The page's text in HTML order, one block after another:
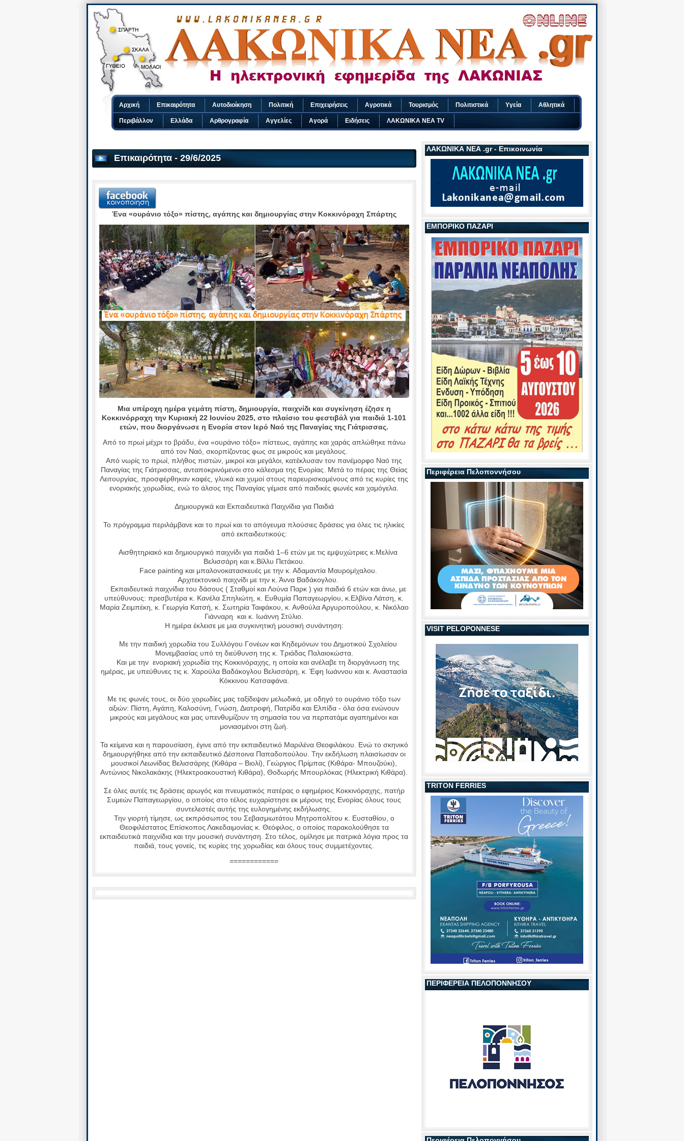
ΛΑΚΩΝΙΚΑ ΝΕΑ .gr - Επικοινωνία
ΕΜΠΟΡΙΚΟ ΠΑΖΑΡΙ
Περιφέρεια Πελοποννήσου
VISIT PELOPONNESE
TRITON FERRIES
ΠΕΡΙΦΕΡΕΙΑ ΠΕΛΟΠΟΝΝΗΣΟΥ
Επικαιρότητα - 29/6/2025
Ένα «ουράνιο τόξο» πίστης, αγάπης και δημιουργίας στην Κοκκινόραχη Σπάρτης
Μια υπέροχη ημέρα γεμάτη πίστη, δημιουργία, παιχνίδι και συγκίνηση έζησε η
Κοκκινόρραχη την Κυριακή 22 Ιουνίου 2025, στο πλαίσιο του φεστιβάλ για παιδιά 1-101
ετών, που διοργάνωσε η Ενορία στον Ιερό Ναό της Παναγίας της Γιάτρισσας.
Από το πρωί μέχρι το βράδυ, ένα «ουράνιο τόξο» πίστεως, αγάπης και χαράς απλώθηκε πάνω
από τον Ναό, σκορπίζοντας φως σε μικρούς και μεγάλους.
Από νωρίς το πρωί, πλήθος πιστών, μικροί και μεγάλοι, κατέκλυσαν τον πανέμορφο Ναό της
Παναγίας της Γιάτρισσας, ανταποκρινόμενοι στο κάλεσμα της Ενορίας. Μετά το πέρας της Θείας
Λειτουργίας, προσφέρθηκαν καφές, γλυκά και χυμοί στους παρευρισκομένους από τις κυρίες της
ενοριακής χορωδίας, ενώ το άλσος της Παναγίας γέμισε από παιδικές φωνές και χαμόγελα.
Δημιουργικά και Εκπαιδευτικά Παιχνίδια για Παιδιά
Το πρόγραμμα περιλάμβανε και το πρωί και το απόγευμα πλούσιες δράσεις για όλες τις ηλικίες
από εκπαιδευτικούς:
Αισθητηριακό και δημιουργικό παιχνίδι για παιδιά 1–6 ετών με τις εμψυχώτριες κ.Μελίνα
Βελισσάρη και κ.Βίλλυ Πετάκου.
Face painting και μπαλονοκατασκευές με την κ. Αδαμαντία Μαυρομίχαλου.
Αρχιτεκτονικό παιχνίδι με την κ. Άννα Βαδάκογλου.
Εκπαιδευτικά παιχνίδια του δάσους ( Σταθμοί και Λούνα Παρκ ) για παιδιά 6 ετών και άνω, με
υπεύθυνους: πρεσβυτέρα κ. Κανέλα Σπηλιώτη, κ. Ευθυμία Παπαγεωργίου, κ.Ελβίνα Λάτση, κ.
Μαρία Ζειμπέκη, κ. Γεωργία Κατσή, κ. Σωτηρία Ταιφάκου, κ. Ανθούλα Αργυροπούλου, κ. Νικόλαο
Γιάνναρη και κ. Ιωάννη Στύλιο.
Η ημέρα έκλεισε με μια συγκινητική μουσική συνάντηση:
Με την παιδική χορωδία του Συλλόγου Γονέων και Κηδεμόνων του Δημοτικού Σχολείου
Μονεμβασίας υπό τη διεύθυνση της κ. Τριάδας Παλαιοκώστα.
Και με την ενοριακή χορωδία της Κοκκινόραχης, η οποία και ανέλαβε τη διοργάνωση της
ημέρας, με υπεύθυνες τις κ. Χαρούλα Βαδάκογλου Βελισσάρη, κ. Έφη Ιωάννου και κ. Αναστασία
Κόκκινου Κατσαφάνα.
Με τις φωνές τους, οι δύο χορωδίες μας ταξίδεψαν μελωδικά, με οδηγό το ουράνιο τόξο των
αξιών: Πίστη, Αγάπη, Καλοσύνη, Γνώση, Διατροφή, Πατρίδα και Ελπίδα - όλα όσα ενώνουν
μικρούς και μεγάλους και μας υπενθυμίζουν τη σημασία του να περπατάμε αγαπημένοι και
μονιασμένοι στη ζωή.
Τα κείμενα και η παρουσίαση, έγινε από την εκπαιδευτικό Μαριλένα Θεοφιλάκου. Ενώ το σκηνικό
δημιουργήθηκε από την εκπαιδευτικό Δέσποινα Παπαδοπούλου. Την εκδήλωση πλαισίωσαν οι
μουσικοί Λεωνίδας Βελισσάρης (Κιθάρα – Βιολί), Γεώργιος Πρίμπας (Κιθάρα- Μπουζούκι),
Αντώνιος Νικολακάκης (Ηλεκτροακουστική Κιθάρα), Θοδωρής Μπουρλόκας (Ηλεκτρική Κιθάρα).
Σε όλες αυτές τις δράσεις αρωγός και πνευματικός πατέρας ο εφημέριος Κοκκινόραχης, πατήρ
Συμεών Παπαγεωργίου, ο οποίος στο τέλος ευχαρίστησε εκ μέρους της Ενορίας όλους τους
συντελεστές αυτής της ευλογημένης εκδήλωσης.
Την γιορτή τίμησε, ως εκπρόσωπος του Σεβασμιωτάτου Μητροπολίτου κ. Ευσταθίου, ο
Θεοφιλέστατος Επίσκοπος Λακεδαιμονίας κ. Θεόφιλος, ο οποίος παρακολούθησε τα
εκπαιδευτικά παιχνίδια και την μουσική συνάντηση. Στο τέλος, ομίλησε με πατρικά λόγια προς τα
παιδιά, τους γονείς, τις κυρίες της χορωδίας και όλους τους συμμετέχοντες.
============
Αρχική Επικαιρότητα Αυτοδιοίκηση Πολιτική Επιχειρήσεις Αγροτικά Τουρισμός Πολιτιστικά Υγεία Αθλητικά
Περιβάλλον Ελλάδα Αρθρογραφία Αγγελίες Αγορά Ειδήσεις ΛΑΚΩΝΙΚΑ ΝΕΑ TV